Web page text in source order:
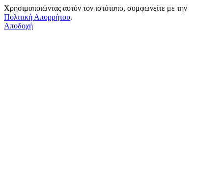
Χρησιμοποιώντας αυτόν τον ιστότοπο, συμφωνείτε με την
Πολιτική Απορρήτου.
Αποδοχή